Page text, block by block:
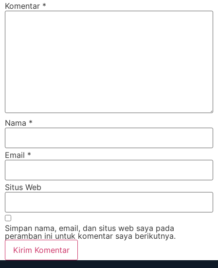
Komentar *
Nama *
Email *
Situs Web
Simpan nama, email, dan situs web saya pada
peramban ini untuk komentar saya berikutnya.